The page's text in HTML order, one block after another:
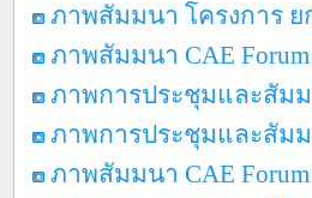
ภาพสัมมนา โครงการ ย
ภาพสัมมนา CAE Forum
ภาพการประชุมและสัม
ภาพการประชุมและสัม
ภาพสัมมนา CAE